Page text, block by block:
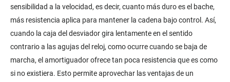
sensibilidad a la velocidad, es decir, cuanto más duro es el bache,
más resistencia aplica para mantener la cadena bajo control. Así,
cuando la caja del desviador gira lentamente en el sentido
contrario a las agujas del reloj, como ocurre cuando se baja de
marcha, el amortiguador ofrece tan poca resistencia que es como
si no existiera. Esto permite aprovechar las ventajas de un